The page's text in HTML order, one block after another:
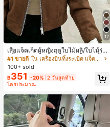
17
เสื้อแจ็คเก็ตผู้หญิงฤดูใบไม้ผลิ/ใบไม้ร่วง
สีพื้น หนังเทียม สไตล์ปกคอเสื้อ ซิปขึ้น
แขนยาว สไตล์ลำลอง วิทยาลัย สนามบิ
น เสื้อนอก สีน้ำตาล สไตล์สบายๆ ฤดูใบ
ไม้ร่วง
#1 ขายดี
ใน เครื่องบินทิ้งระเบิด แจ็คเก็ตผู้หญิง
100+ sold
฿351 -20% 2 วันสุดท้าย
โดยประมาณ